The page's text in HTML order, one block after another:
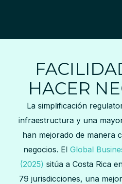
HACER
La simplificación
infraestructura y una
han mejorado de manera
negocios. El Global
(2025) sitúa a Costa Rica
79 jurisdicciones, una